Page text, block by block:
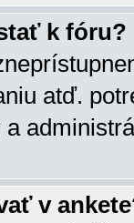
k fóru?
atď.
v